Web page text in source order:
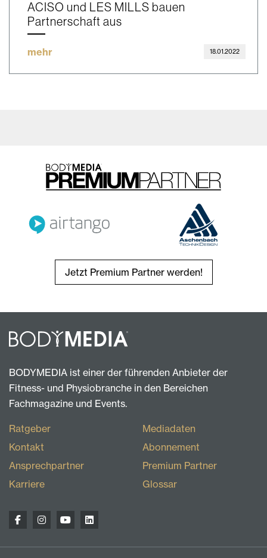
ACISO und LES MILLS bauen
Partnerschaft aus
mehr 18.01.2022
Jetzt Premium Partner werden!
BODYMEDIA ist einer der führenden Anbieter der
Fitness- und Physiobranche in den Bereichen
Fachmagazine und Events.
Ratgeber
Kontakt
Ansprechpartner
Karriere
Mediadaten
Abonnement
Premium Partner
Glossar